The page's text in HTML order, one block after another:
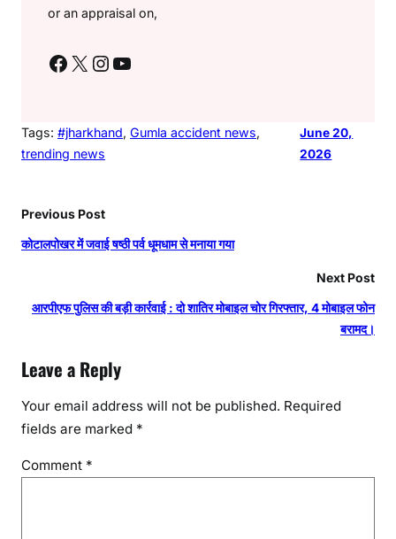
or an appraisal on,
Facebook X Instagram YouTube
Tags: #jharkhand, Gumla accident news
trending news
June 20,
2026
Previous Post
कोटालपोखर में जवाई षष्ठी पर्व धूमधाम से मनाया गया
Next Post
आरपीएफ पुलिस की बड़ी कार्रवाई : दो शातिर मोबाइल चोर गिरफ्तार, 4 मोबाइल फोन
बरामद।
Leave a Reply
Your email address will not be published. Required
fields are marked *
Comment *